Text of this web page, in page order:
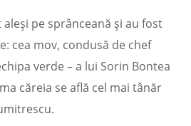
pe sprânceană și au fost
cea mov, condusă de chef
verde – a lui Sorin Bontea
căreia se află cel mai tânăr